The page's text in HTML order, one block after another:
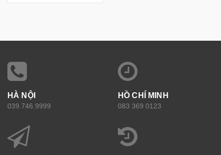
HÀ NỘI
039.746.9999
HỒ CHÍ MINH
083 369 0123